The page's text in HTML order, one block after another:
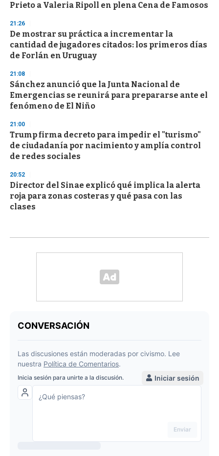
Prieto a Valeria Ripoll en plena Cena de Famosos
21:26
De mostrar su práctica a incrementar la
cantidad de jugadores citados: los primeros días
de Forlán en Uruguay
21:08
Sánchez anunció que la Junta Nacional de
Emergencias se reunirá para prepararse ante el
fenómeno de El Niño
21:00
Trump firma decreto para impedir el "turismo"
de ciudadanía por nacimiento y amplía control
de redes sociales
20:52
Director del Sinae explicó qué implica la alerta
roja para zonas costeras y qué pasa con las
clases